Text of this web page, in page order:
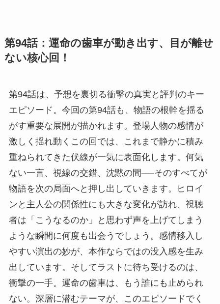
第94話：運命の歯車が動き出す、目が離せ
ない核心回！
第94話は、予想を裏切る衝撃の真実と評判のキー
エピソード。今回の第94話も、物語の根幹を揺る
がす重要な展開が描かれます。登場人物の感情が
激しく揺れ動くこの回では、これまで静かに積み
重ねられてきた伏線が一気に表面化します。何気
ない一言、視線の交錯、沈黙の間──そのすべてが
物語を次の局面へと押し出していきます。ヒロイ
ンと主人公の関係性にも大きな変化が訪れ、視聴
者は「こうなるのか」と思わず声を上げてしまう
ような瞬間に何度も出会うでしょう。感情移入し
やすい演出の妙が、本作ならではの没入感を生み
出しています。そしてラストに待ち受けるのは、
衝撃の一手。運命の歯車は、もう誰にも止められ
ない。深層に潜むテーマが、このエピソードでく